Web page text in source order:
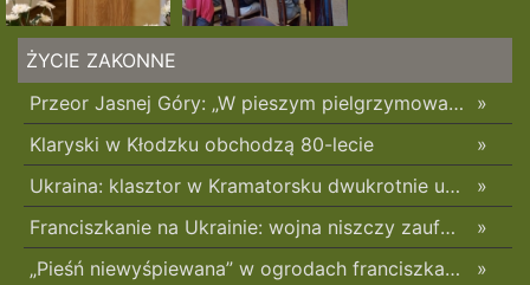
ŻYCIE ZAKONNE
»
Przeor Jasnej Góry: „W pieszym pielgrzymowaniu jest coś niezwykłego”
»
Klaryski w Kłodzku obchodzą 80-lecie
»
Ukraina: klasztor w Kramatorsku dwukrotnie uszkodzony w ciągu trzech tygodni
»
Franciszkanie na Ukrainie: wojna niszczy zaufanie
»
„Pieśń niewyśpiewana” w ogrodach franciszkańskich w Radomsku